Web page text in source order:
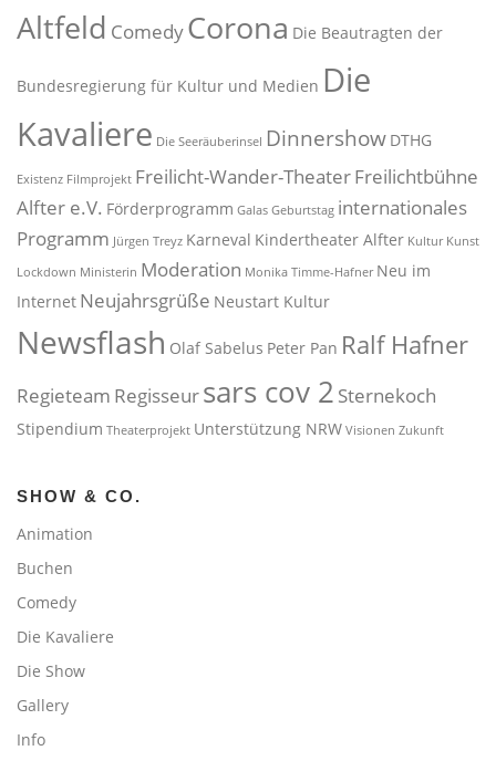
Altfeld ComedyCorona Die Beautragten der
Bundesregierung für Kultur und Medien Die
Kavaliere Die Seeräuberinsel Dinnershow DTHG
Existenz Filmprojekt Freilicht-Wander-TheaterFreilichtbühne
Alfter e.V. Förderprogramm Galas Geburtstag internationales
Programm Jürgen Treyz Karneval Kindertheater Alfter Kultur Kunst
Lockdown Ministerin Moderation Monika Timme-Hafner Neu im
Internet Neujahrsgrüße Neustart Kultur
Newsflash Olaf Sabelus Peter Pan Ralf Hafner
Regieteam Regisseursars cov 2 Sternekoch
Stipendium Theaterprojekt Unterstützung NRW Visionen Zukunft
SHOW & CO.
Animation
Buchen
Comedy
Die Kavaliere
Die Show
Gallery
Info